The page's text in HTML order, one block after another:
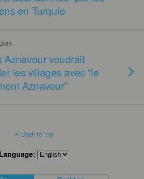
en Turquie
Aznavour voudrait
les villages avec “le
Aznavour”
Back to top
Language: